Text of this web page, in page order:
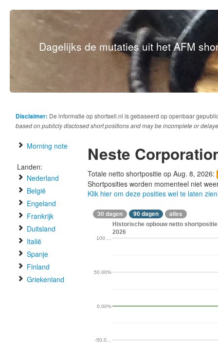
Dagelijks de mutaties uit het AFM
Disclaimer: De informatie op shortsell.nl is gebaseerd op openbaar
based on publicly disclosed short positions and may be incomplete or
Morning note
Landen:
Nederland
België
Engeland
Frankrijk
Duitsland
Italië
Spanje
Finland
Griekenland
Neste
Totale netto shortpositie op Aug. 8, 2026:
Shortposities worden momenteel niet
Klik hier om deze posities wel te laten zien
30 dagen 90 dagen alles
Historische opbouw netto
2026
-50.0…
0.00%
50.00%
100.…